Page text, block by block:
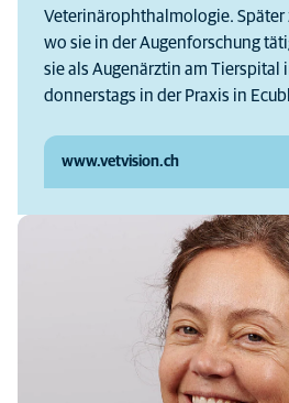
Veterinärophthalmologie. Später
wo sie in der Augenforschung
sie als Augenärztin am Tierspital
donnerstags in der Praxis in
www.vetvision.ch